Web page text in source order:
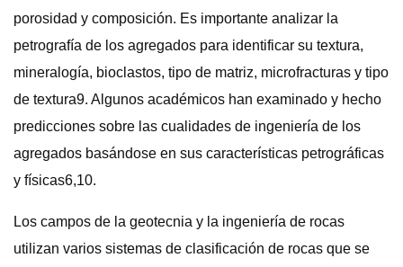
porosidad y composición. Es importante analizar la
petrografía de los agregados para identificar su textura,
mineralogía, bioclastos, tipo de matriz, microfracturas y tipo
de textura9. Algunos académicos han examinado y hecho
predicciones sobre las cualidades de ingeniería de los
agregados basándose en sus características petrográficas
y físicas6,10.
Los campos de la geotecnia y la ingeniería de rocas
utilizan varios sistemas de clasificación de rocas que se